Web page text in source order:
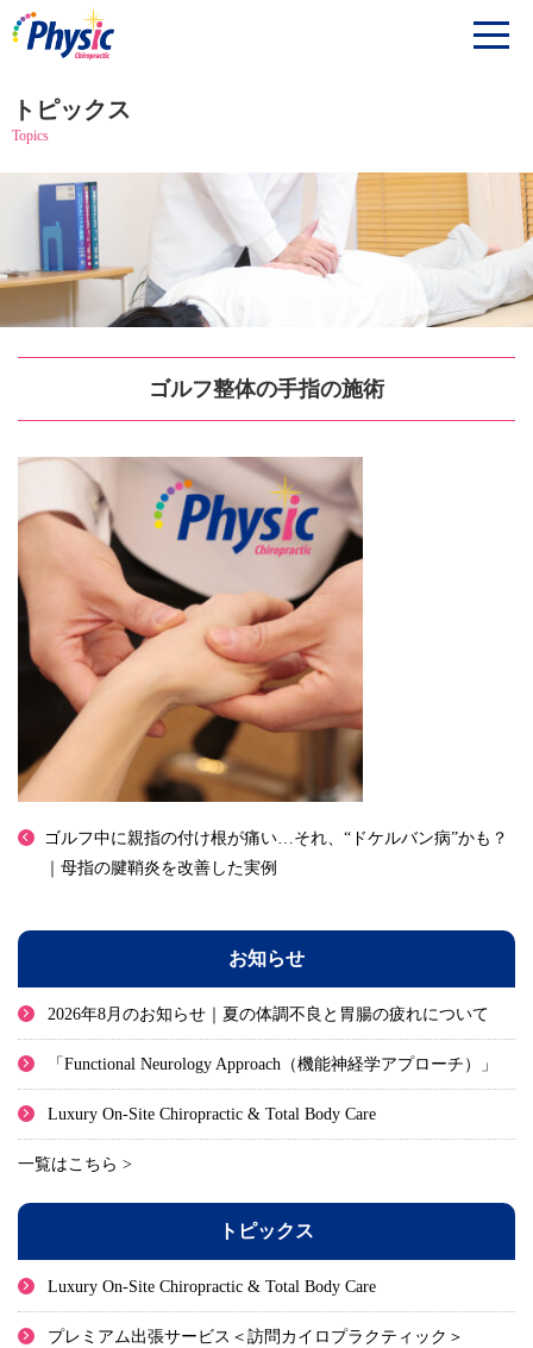
トピックス
Topics
ゴルフ整体の手指の施術
ゴルフ中に親指の付け根が痛い…それ、“ドケルバン病”かも？
｜母指の腱鞘炎を改善した実例
お知らせ
2026年8月のお知らせ｜夏の体調不良と胃腸の疲れについて
「Functional Neurology Approach（機能神経学アプローチ）」
Luxury On-Site Chiropractic & Total Body Care
一覧はこちら >
トピックス
Luxury On-Site Chiropractic & Total Body Care
プレミアム出張サービス＜訪問カイロプラクティック＞